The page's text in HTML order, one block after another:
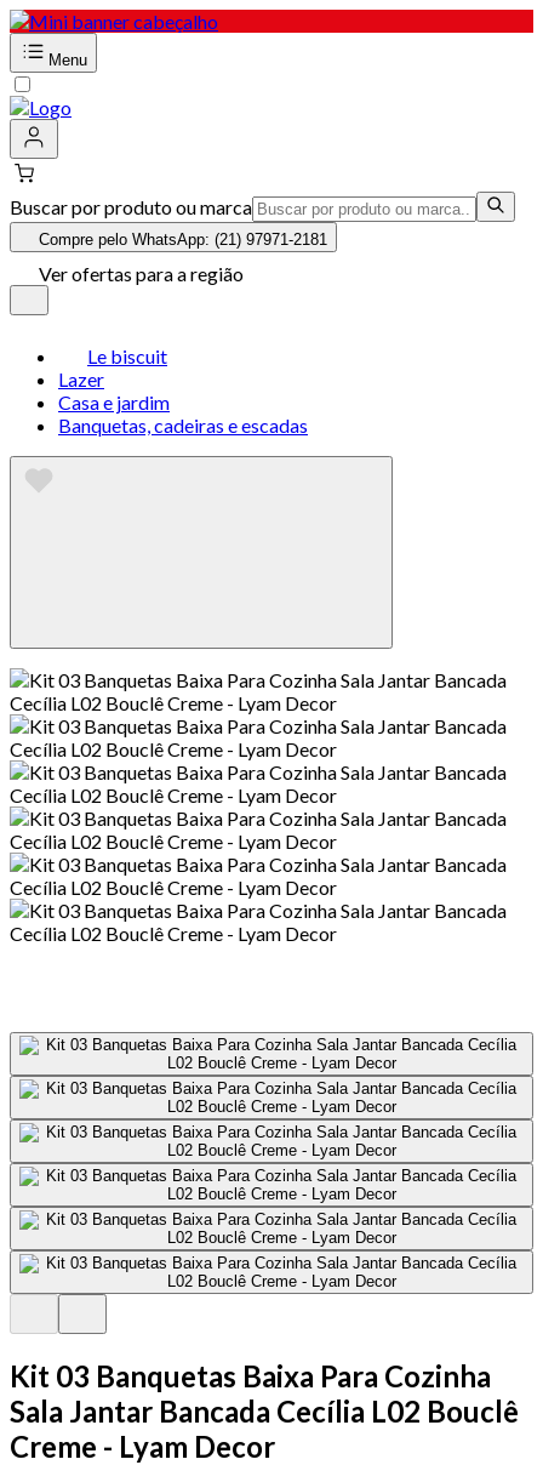
Menu
Buscar por produto ou marca
Compre pelo WhatsApp: (21) 97971-2181
Ver ofertas para a região
Le biscuit
Lazer
Casa e jardim
Banquetas, cadeiras e escadas
Kit 03 Banquetas Baixa Para Cozinha
Sala Jantar Bancada Cecília L02 Bouclê
Creme - Lyam Decor